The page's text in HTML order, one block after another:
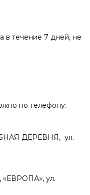
в течение 7 дней, не
по телефону:
ДЕРЕВНЯ, ул.
ул.